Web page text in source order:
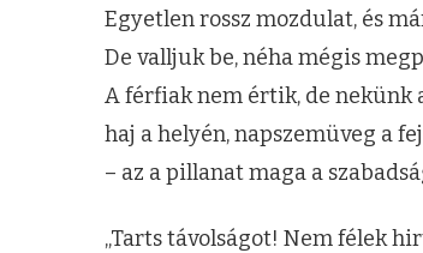
Egyetlen rossz mozdulat, és
De valljuk be, néha mégis
A férfiak nem értik, de nekünk
haj a helyén, napszemüveg a
– az a pillanat maga a
„Tarts távolságot! Nem félek